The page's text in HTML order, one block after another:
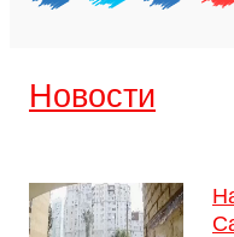
Новости